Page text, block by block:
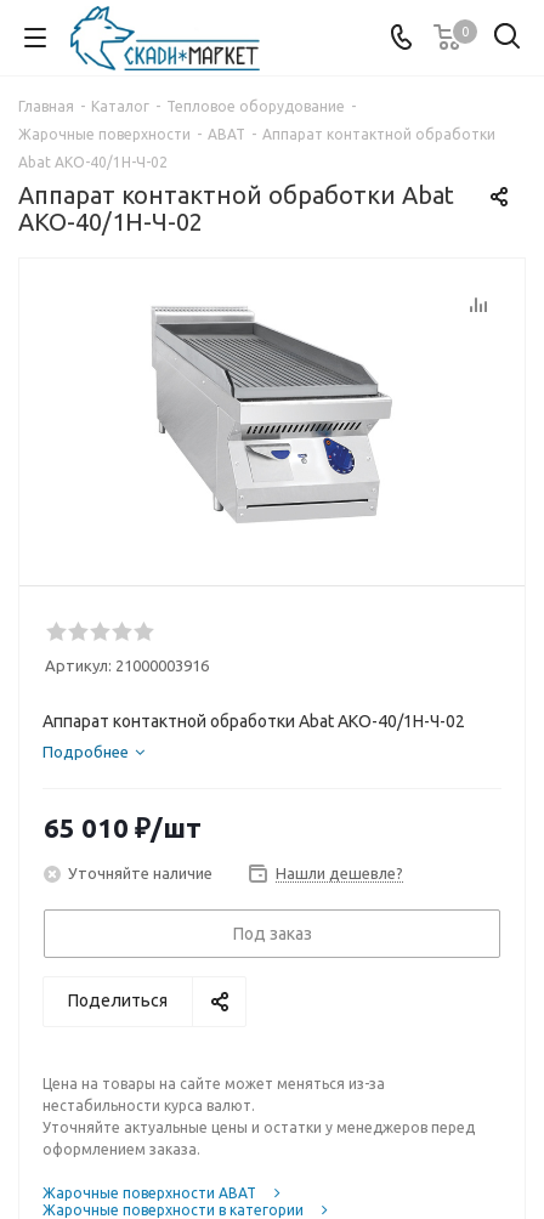
0
Главная - Каталог - Тепловое оборудование -
Жарочные поверхности - ABAT - Аппарат контактной обработки
Abat АКО-40/1Н-Ч-02
Аппарат контактной обработки Abat
АКО-40/1Н-Ч-02
Артикул: 21000003916
Аппарат контактной обработки Abat АКО-40/1Н-Ч-02
Подробнее
65 010 ₽/шт
Уточняйте наличие Нашли дешевле?
Под заказ
Поделиться
Цена на товары на сайте может меняться из-за
нестабильности курса валют.
Уточняйте актуальные цены и остатки у менеджеров перед
оформлением заказа.
Жарочные поверхности ABAT
Жарочные поверхности в категории